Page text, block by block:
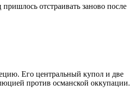
отстраивать заново после
Его центральный купол и две
против османской оккупации.